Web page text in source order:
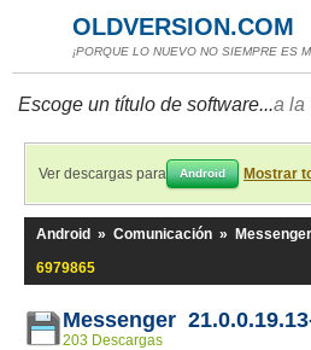
OLDVERSION.COM
¡PORQUE LO NUEVO NO SIEMPRE ES
Escoge un título de software...a la
Ver descargas para Android Mostrar
Android » Comunicación » Messenger
6979865
Messenger
203 Descargas